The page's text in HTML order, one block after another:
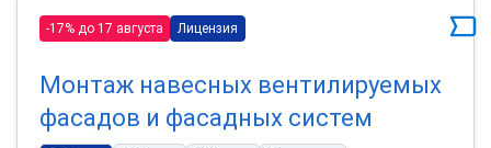
-17% до 17 августа Лицензия
Монтаж навесных вентилируемых
фасадов и фасадных систем